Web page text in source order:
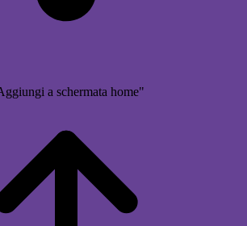
a schermata home"